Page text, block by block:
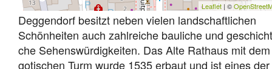
Leaflet | ©
Deg­gen­dorf be­sitzt ne­ben vie­len land­schaft­li­chen
Schön­hei­ten auch zahl­rei­che bau­li­che und
che Se­hens­wür­dig­kei­ten. Das Al­te Rat­haus mit dem
go­ti­schen Turm wur­de 1535 er­baut und ist ei­nes der